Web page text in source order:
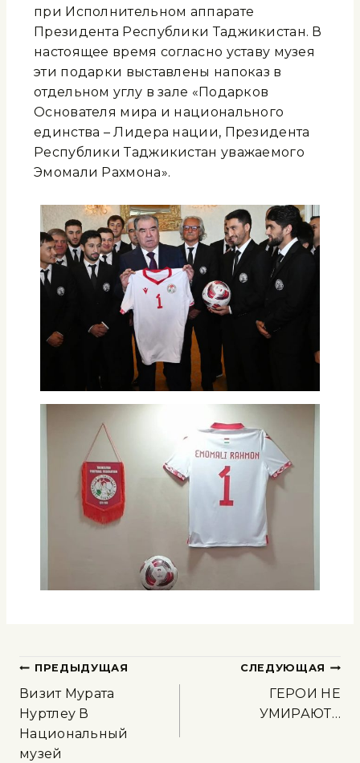
при Исполнительном аппарате
Президента Республики Таджикистан. В
настоящее время согласно уставу музея
эти подарки выставлены напоказ в
отдельном углу в зале «Подарков
Основателя мира и национального
единства – Лидера нации, Президента
Республики Таджикистан уважаемого
Эмомали Рахмона».
ПРЕДЫДУЩАЯ
Визит Мурата
Нуртлеу В
Национальный
музей
СЛЕДУЮЩАЯ
ГЕРОИ НЕ
УМИРАЮТ…